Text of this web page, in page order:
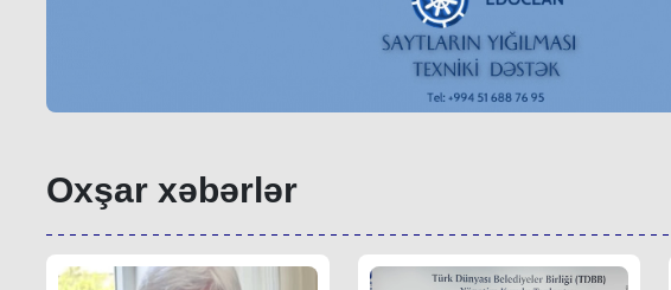
Oxşar xəbərlər